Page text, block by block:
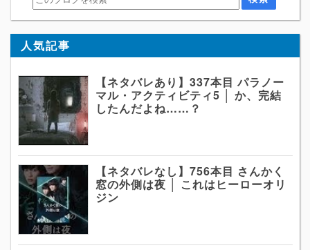
人気記事
【ネタバレあり】337本目 パラノー
マル・アクティビティ5 │ か、完結
したんだよね……？
【ネタバレなし】756本目 さんかく
窓の外側は夜 │ これはヒーローオリ
ジン